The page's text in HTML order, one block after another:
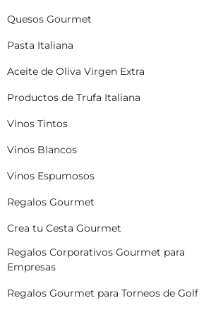
Quesos Gourmet
Pasta Italiana
Aceite de Oliva Virgen Extra
Productos de Trufa Italiana
Vinos Tintos
Vinos Blancos
Vinos Espumosos
Regalos Gourmet
Crea tu Cesta Gourmet
Regalos Corporativos Gourmet para
Empresas
Regalos Gourmet para Torneos de Golf